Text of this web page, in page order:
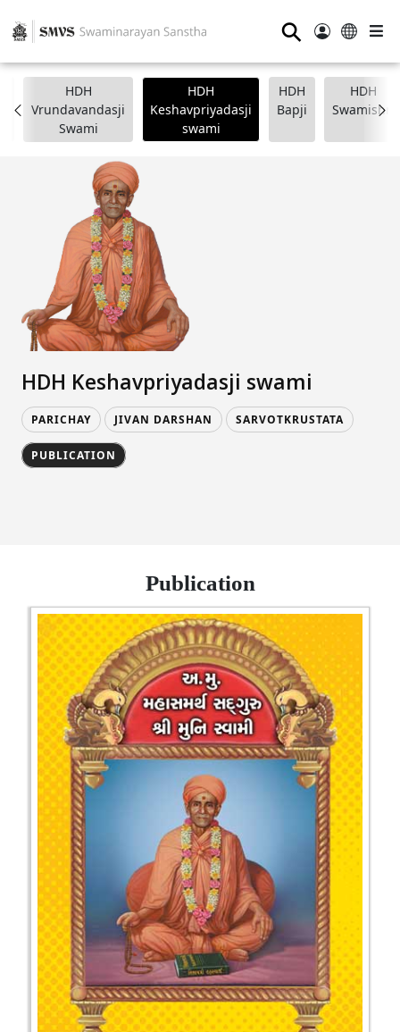
⚲
HDH
Vrundavandasji
Swami
HDH
Keshavpriyadasji
swami
HDH
Bapji
HDH
Swamishri
HDH Keshavpriyadasji swami
PARICHAY JIVAN DARSHAN SARVOTKRUSTATA
PUBLICATION
Publication